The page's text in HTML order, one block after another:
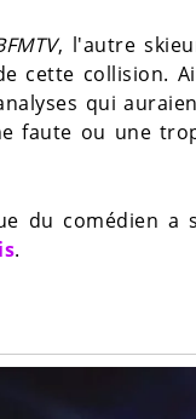
, l'autre
cette collision.
qui
faute ou une
du comédien a
.